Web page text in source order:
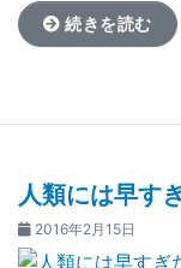
続きを読む
人類には早す
2016年2月15日